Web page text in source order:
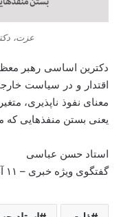
عزت،
دکترین اساسی رهبر
اقتدار و در سیاست
معنای نفوذ ناپذیری،
یعنی بستن منفذهایی که
استاد حسن عباسی
گفتگوی ویژه خبری – ۱۱ آذر ۹۴